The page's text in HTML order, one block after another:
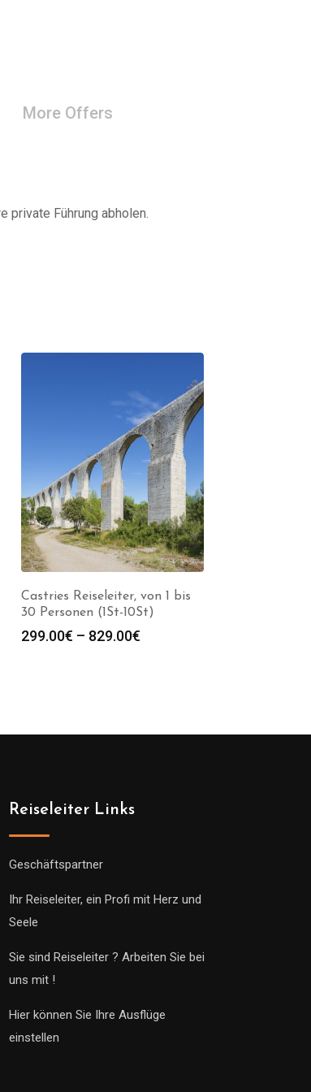
More Offers
private Führung abholen.
Castries Reiseleiter, von 1 bis
30 Personen (1St-10St)
299.00€ – 829.00€
Reiseleiter Links
Geschäftspartner
Ihr Reiseleiter, ein Profi mit Herz und
Seele
Sie sind Reiseleiter ? Arbeiten Sie bei
uns mit !
Hier können Sie Ihre Ausflüge
einstellen